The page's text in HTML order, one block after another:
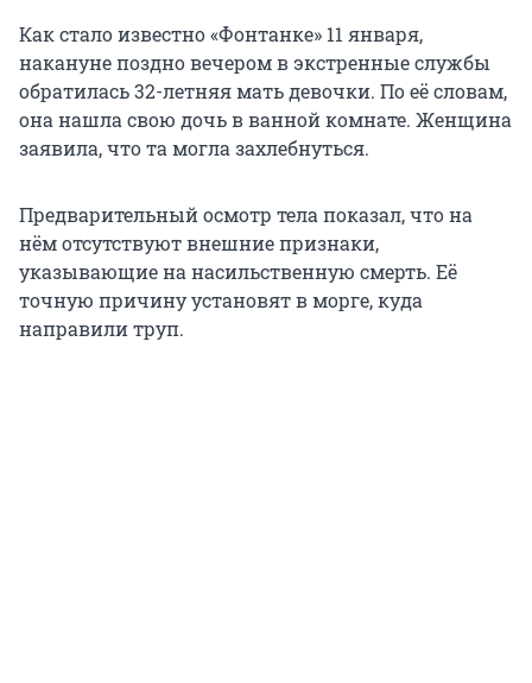
Как стало известно «Фонтанке» 11 января,
накануне поздно вечером в экстренные службы
обратилась 32-летняя мать девочки. По её словам,
она нашла свою дочь в ванной комнате. Женщина
заявила, что та могла захлебнуться.
Предварительный осмотр тела показал, что на
нём отсутствуют внешние признаки,
указывающие на насильственную смерть. Её
точную причину установят в морге, куда
направили труп.